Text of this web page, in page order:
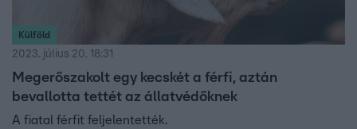
Külföld
2023. július 20. 18:31
Megerőszakolt egy kecskét a férfi, aztán
bevallotta tettét az állatvédőknek
A fiatal férfit feljelentették.